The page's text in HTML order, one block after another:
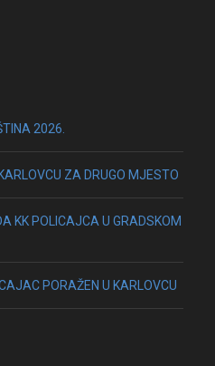
2026.
ZA DRUGO MJESTO
KK POLICAJCA U GRADSKOM
PORAŽEN U KARLOVCU